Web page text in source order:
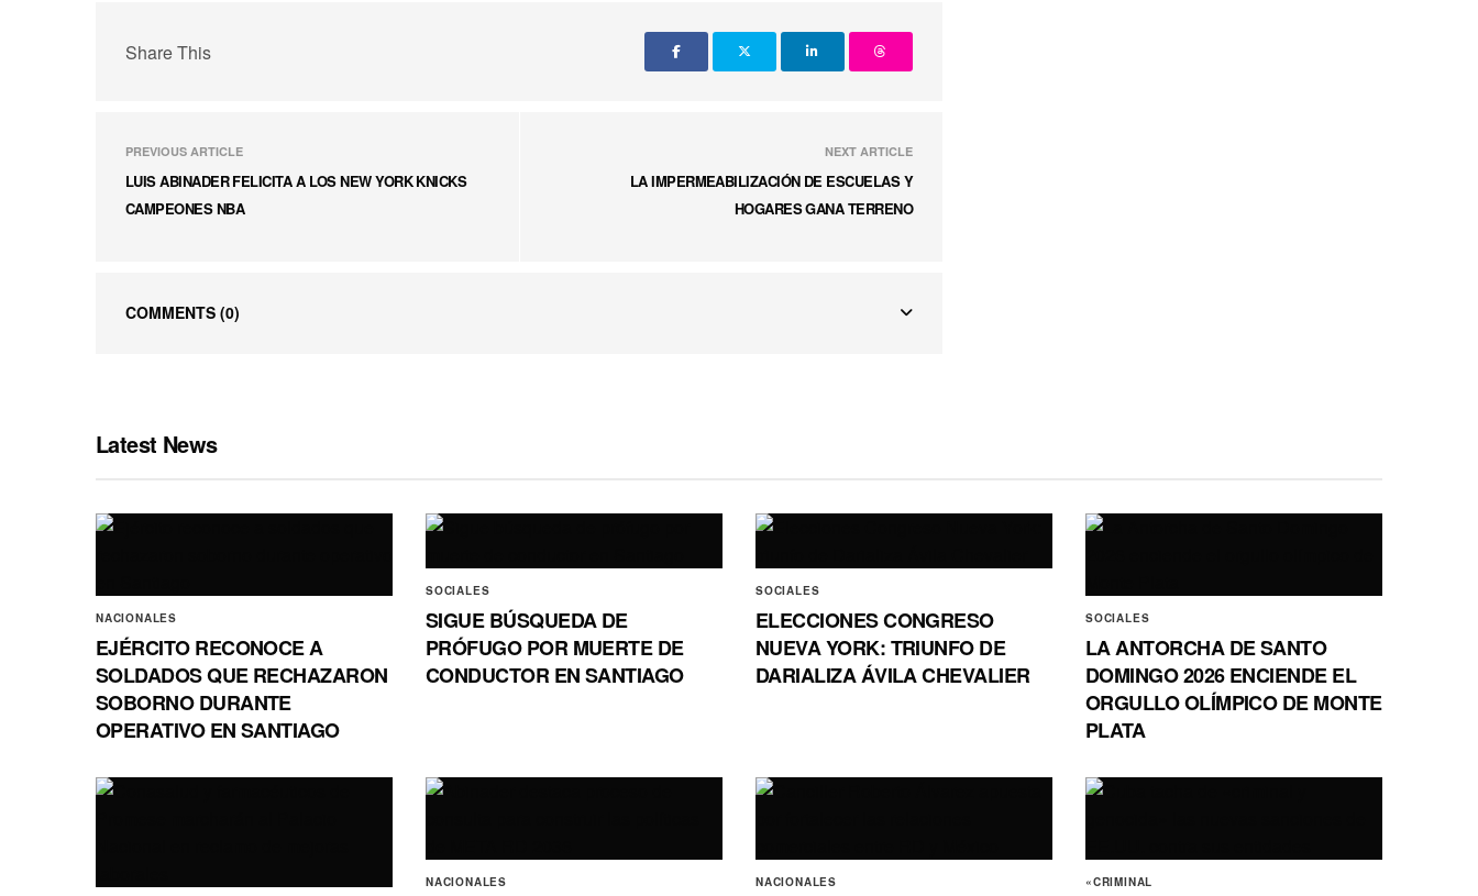
Share This
PREVIOUS ARTICLE
LUIS ABINADER FELICITA A LOS NEW YORK KNICKS
CAMPEONES NBA
NEXT ARTICLE
LA IMPERMEABILIZACIÓN DE ESCUELAS Y
HOGARES GANA TERRENO
COMMENTS (0)
Latest News
NACIONALES
EJÉRCITO RECONOCE A
SOLDADOS QUE RECHAZARON
SOBORNO DURANTE
OPERATIVO EN SANTIAGO
SOCIALES
SIGUE BÚSQUEDA DE
PRÓFUGO POR MUERTE DE
CONDUCTOR EN SANTIAGO
SOCIALES
ELECCIONES CONGRESO
NUEVA YORK: TRIUNFO DE
DARIALIZA ÁVILA CHEVALIER
SOCIALES
LA ANTORCHA DE SANTO
DOMINGO 2026 ENCIENDE EL
ORGULLO OLÍMPICO DE MONTE
PLATA
NACIONALES NACIONALES «CRIMINAL